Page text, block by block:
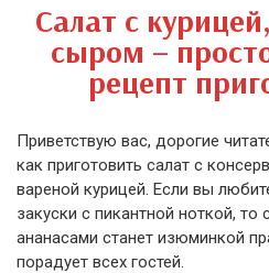
Салат с
сыром –
рецепт
Приветствую вас, дорогие
как приготовить салат с
вареной курицей. Если вы
закуски с пикантной ноткой, то
ананасами станет изюминкой
порадует всех гостей.